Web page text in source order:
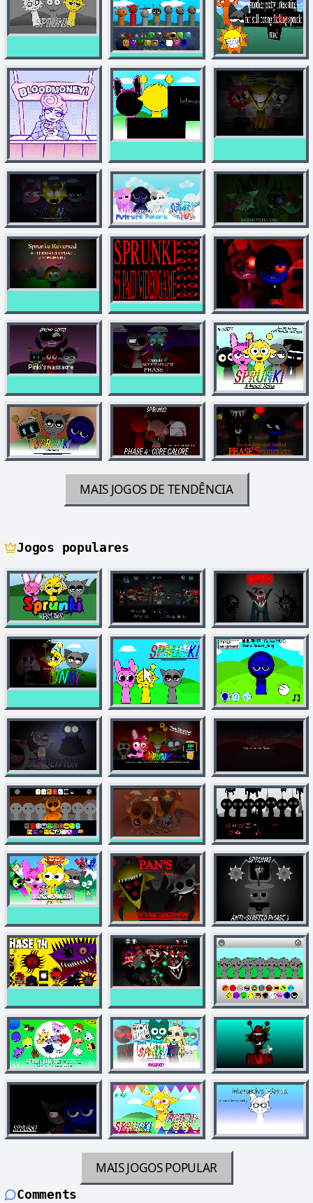
MAIS JOGOS DE TENDÊNCIA
Jogos populares
MAIS JOGOSPOPULAR
Comments